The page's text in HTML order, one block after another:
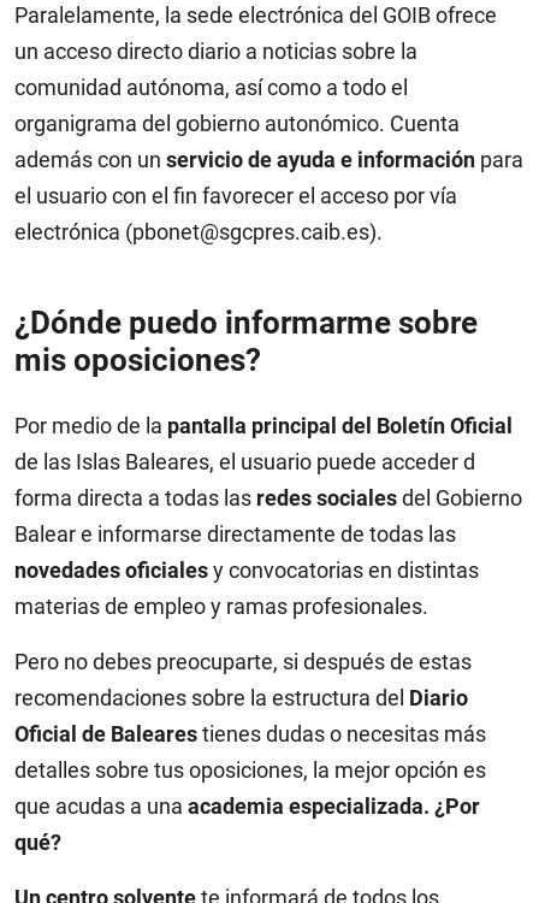
Paralelamente, la sede electrónica del GOIB ofrece
un acceso directo diario a noticias sobre la
comunidad autónoma, así como a todo el
organigrama del gobierno autonómico. Cuenta
además con un servicio de ayuda e información para
el usuario con el fin favorecer el acceso por vía
electrónica (pbonet@sgcpres.caib.es).
¿Dónde puedo informarme sobre
mis oposiciones?
Por medio de la pantalla principal del Boletín Oficial
de las Islas Baleares, el usuario puede acceder d
forma directa a todas las redes socialesdel Gobierno
Balear e informarse directamente de todas las
novedades oficialesy convocatorias en distintas
materias de empleo y ramas profesionales.
Pero no debes preocuparte, si después de estas
recomendaciones sobre la estructura del Diario
Oficial de Balearestienes dudas o necesitas más
detalles sobre tus oposiciones, la mejor opción es
que acudas a una academia especializada. ¿Por
qué?
Un centro solventete informará de todos los